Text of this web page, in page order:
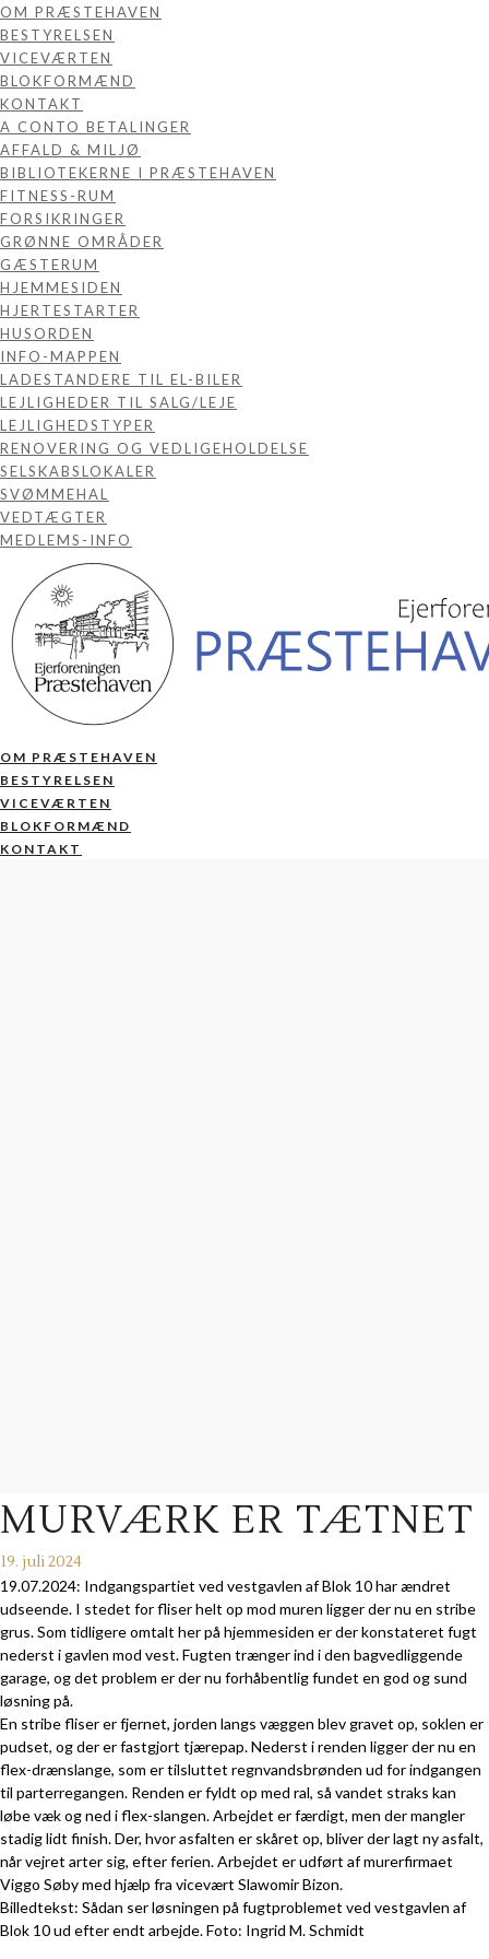
OM PRÆSTEHAVEN
BESTYRELSEN
VICEVÆRTEN
BLOKFORMÆND
KONTAKT
A CONTO BETALINGER
AFFALD & MILJØ
BIBLIOTEKERNE I PRÆSTEHAVEN
FITNESS-RUM
FORSIKRINGER
GRØNNE OMRÅDER
GÆSTERUM
HJEMMESIDEN
HJERTESTARTER
HUSORDEN
INFO-MAPPEN
LADESTANDERE TIL EL-BILER
LEJLIGHEDER TIL SALG/LEJE
LEJLIGHEDSTYPER
RENOVERING OG VEDLIGEHOLDELSE
SELSKABSLOKALER
SVØMMEHAL
VEDTÆGTER
MEDLEMS-INFO
OM PRÆSTEHAVEN
BESTYRELSEN
VICEVÆRTEN
BLOKFORMÆND
KONTAKT
MURVÆRK ER TÆTNET
19. juli 2024
19.07.2024: Indgangspartiet ved vestgavlen af Blok 10 har ændret
udseende. I stedet for fliser helt op mod muren ligger der nu en stribe
grus. Som tidligere omtalt her på hjemmesiden er der konstateret fugt
nederst i gavlen mod vest. Fugten trænger ind i den bagvedliggende
garage, og det problem er der nu forhåbentlig fundet en god og sund
løsning på.
En stribe fliser er fjernet, jorden langs væggen blev gravet op, soklen er
pudset, og der er fastgjort tjærepap. Nederst i renden ligger der nu en
flex-drænslange, som er tilsluttet regnvandsbrønden ud for indgangen
til parterregangen. Renden er fyldt op med ral, så vandet straks kan
løbe væk og ned i flex-slangen. Arbejdet er færdigt, men der mangler
stadig lidt finish. Der, hvor asfalten er skåret op, bliver der lagt ny asfalt,
når vejret arter sig, efter ferien. Arbejdet er udført af murerfirmaet
Viggo Søby med hjælp fra vicevært Slawomir Bizon.
Billedtekst: Sådan ser løsningen på fugtproblemet ved vestgavlen af
Blok 10 ud efter endt arbejde. Foto: Ingrid M. Schmidt